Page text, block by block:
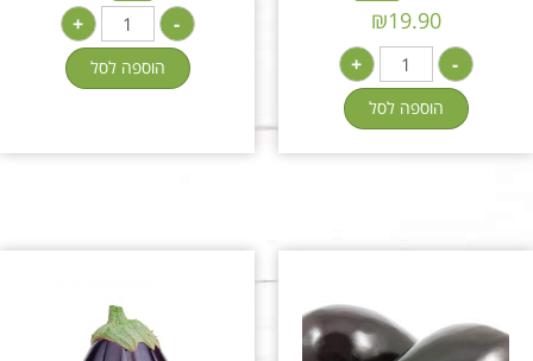
₪19.90
-
+
הוספה לסל
-
+
הוספה לסל